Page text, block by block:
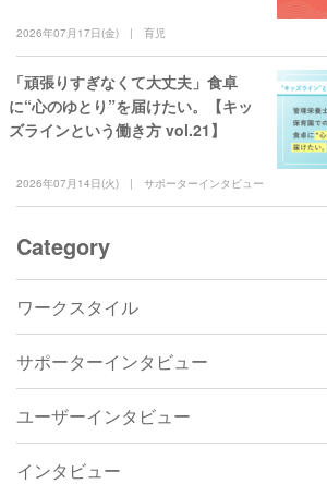
2026年07月17日(金) 育児
「頑張りすぎなくて大丈夫」食卓
に“心のゆとり”を届けたい。【キッ
ズラインという働き方 vol.21】
2026年07月14日(火) サポーターインタビュー
Category
ワークスタイル
サポーターインタビュー
ユーザーインタビュー
インタビュー